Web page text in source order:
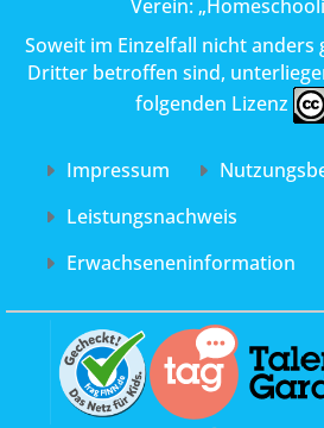
Verein:
Soweit im Einzelfall nicht anders
Dritter betroffen sind,
folgenden Lizenz
Impressum
Leistungs­nachweis
Erwachsenen­information